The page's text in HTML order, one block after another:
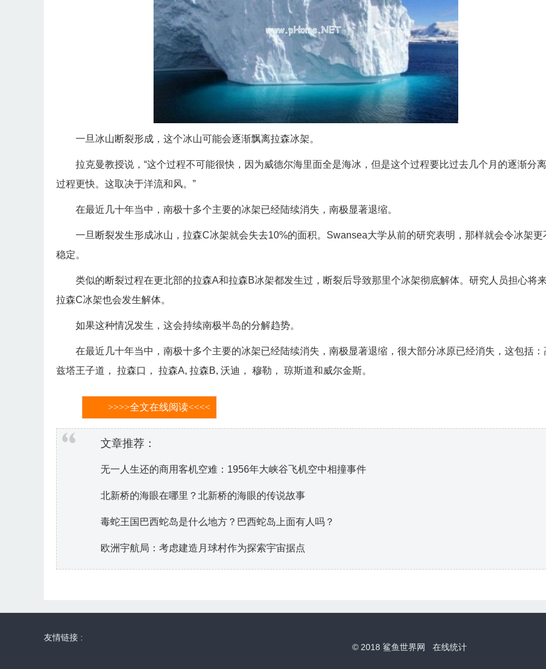
一旦冰山断裂形成，这个冰山可能会逐渐飘离拉森冰架。
拉克曼教授说，“这个过程不可能很快，因为威德尔海里面全是海冰，但是这个过程要比过去几个月的逐渐分离
过程更快。这取决于洋流和风。”
在最近几十年当中，南极十多个主要的冰架已经陆续消失，南极显著退缩。
一旦断裂发生形成冰山，拉森C冰架就会失去10%的面积。Swansea大学从前的研究表明，那样就会令冰架更
稳定。
类似的断裂过程在更北部的拉森A和拉森B冰架都发生过，断裂后导致那里个冰架彻底解体。研究人员担心将
拉森C冰架也会发生解体。
如果这种情况发生，这会持续南极半岛的分解趋势。
在最近几十年当中，南极十多个主要的冰架已经陆续消失，南极显著退缩，很大部分冰原已经消失，这包括：
兹塔王子道， 拉森口， 拉森A, 拉森B, 沃迪， 穆勒， 琼斯道和威尔金斯。
>>>>全文在线阅读<<<<
文章推荐：
无一人生还的商用客机空难：1956年大峡谷飞机空中相撞事件
北新桥的海眼在哪里？北新桥的海眼的传说故事
毒蛇王国巴西蛇岛是什么地方？巴西蛇岛上面有人吗？
欧洲宇航局：考虑建造月球村作为探索宇宙据点
友情链接 :
© 2018 鲨鱼世界网 在线统计